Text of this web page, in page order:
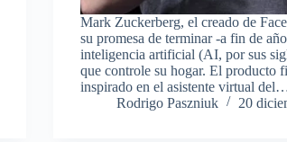
Mark Zuckerberg, el creado de
su promesa de terminar -a fin de
inteligencia artificial (AI, por sus
que controle su hogar. El producto
inspirado en el asistente virtual
Rodrigo Paszniuk
20